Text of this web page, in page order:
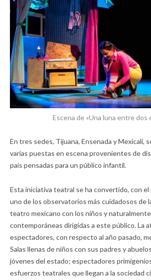
Escena de «Una luna entre dos
En tres sedes, Tijuana, Ensenada y Mexicali,
varias puestas en escena provenientes de
país pensadas para un público infantil.
Esta iniciativa teatral se ha convertido, con el
uno de los observatorios más cuidadosos de
teatro mexicano con los niños y
contemporáneas dirigidas a este público. La
espectadores, con respecto al año pasado,
Salas llenas de niños con sus padres y
jóvenes del estado; espectadores
esfuerzos teatrales que llegan a la sociedad